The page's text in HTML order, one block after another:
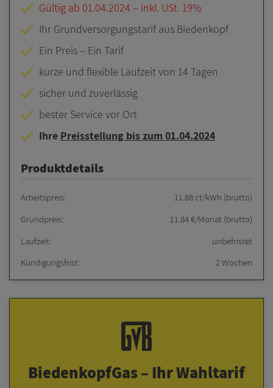
Gültig ab 01.04.2024 – inkl. USt. 19%
Ihr Grundversorgungstarif aus Biedenkopf
Ein Preis – Ein Tarif
kurze und flexible Laufzeit von 14 Tagen
sicher und zuverlässig
bester Service vor Ort
Ihre Preisstellung bis zum 01.04.2024
Produktdetails
Arbeitspreis:
11.88 ct/kWh (brutto)
Grundpreis:
11.84 €/Monat (brutto)
Laufzeit:
unbefristet
Kündigungsfrist:
2 Wochen
BiedenkopfGas – Ihr Wahltarif